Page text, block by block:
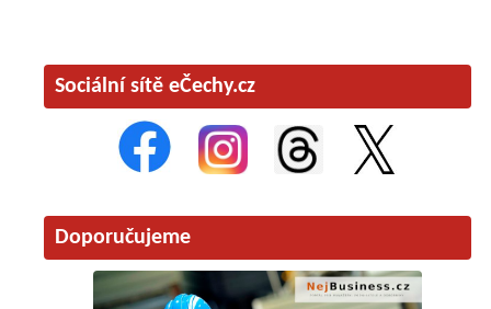
Sociální sítě eČechy.cz
Doporučujeme